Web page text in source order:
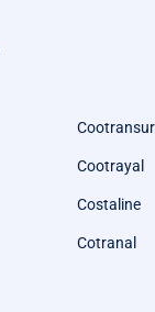
Cootrayal
Costaline
Cotranal